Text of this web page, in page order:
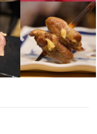
スがあります。
躍中！
ワクワクしています。
しております
3F
3F
3F
3F
3F
3F
3F
3F